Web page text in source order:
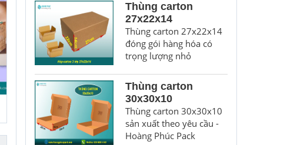
Thùng carton
27x22x14
Thùng carton 27x22x14
đóng gói hàng hóa có
trọng lượng nhỏ
Thùng carton
30x30x10
Thùng carton 30x30x10
sản xuất theo yêu cầu -
Hoàng Phúc Pack